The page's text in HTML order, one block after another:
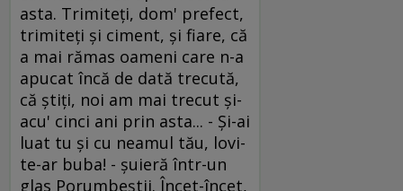
asta. Trimiteţi, dom' prefect,
trimiteţi şi ciment, şi fiare, că
a mai rămas oameni care n-a
apucat încă de dată trecută,
că ştiţi, noi am mai trecut şi-
acu' cinci ani prin asta... - Şi-ai
luat tu şi cu neamul tău, lovi-
te-ar buba! - şuieră într-un
glas Porumbeştii. Încet-încet,